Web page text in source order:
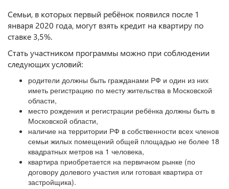
Семьи, в которых первый ребёнок появился после 1
января 2020 года, могут взять кредит на квартиру по
ставке 3,5%.
Стать участником программы можно при соблюдении
следующих условий:
родители должны быть гражданами РФ и один из них
иметь регистрацию по месту жительства в Московской
области,
место рождения и регистрации ребёнка должны быть в
Московской области,
наличие на территории РФ в собственности всех членов
семьи жилых помещений общей площадью не более 18
квадратных метров на 1 человека,
квартира приобретается на первичном рынке (по
договору долевого участия или готовая квартира от
застройщика).